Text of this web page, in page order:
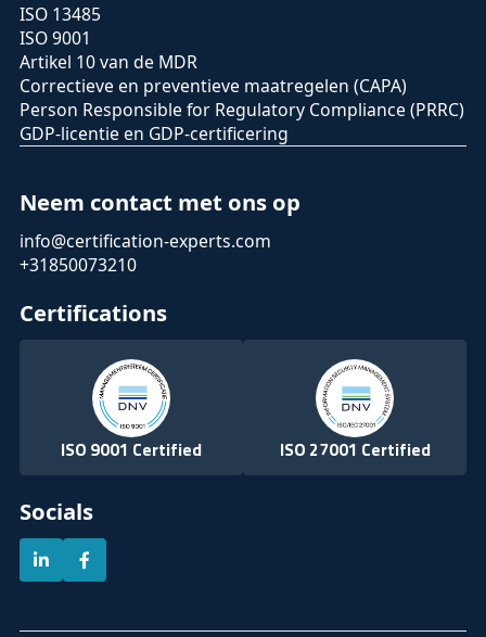
ISO 13485
ISO 9001
Artikel 10 van de MDR
Correctieve en preventieve maatregelen (CAPA)
Person Responsible for Regulatory Compliance (PRRC)
GDP-licentie en GDP-certificering
Neem contact met ons op
info@certification-experts.com
+31850073210
Certifications
ISO 9001 Certified ISO 27001 Certified
Socials